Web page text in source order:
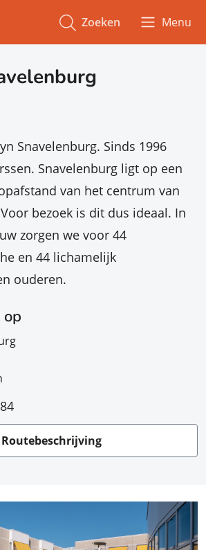
Zoeken Menu
Snavelenburg. Sinds 1996
Snavelenburg ligt op een
van het centrum van
bezoek is dit dus ideaal. In
zorgen we voor 44
en 44 lichamelijk
ouderen.
Routebeschrijving